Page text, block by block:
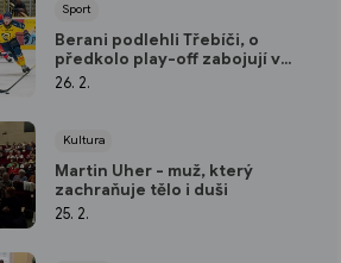
Sport
Berani podlehli Třebíči, o
předkolo play-off zabojují v
sobotu. Vsetín schytal „bůra“ od
26. 2.
Kultura
Martin Uher - muž, který
zachraňuje tělo i duši
25. 2.